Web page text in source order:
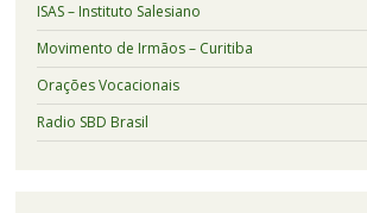
ISAS – Instituto Salesiano
Movimento de Irmãos – Curitiba
Orações Vocacionais
Radio SBD Brasil